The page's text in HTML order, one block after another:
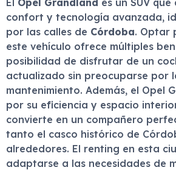
El Opel Grandland es un SUV
confort y tecnología avanzada,
por las calles de Córdoba. Optar
este vehículo ofrece múltiples
posibilidad de disfrutar de un
actualizado sin preocuparse por
mantenimiento. Además, el Opel
por su eficiencia y espacio
convierte en un compañero
tanto el casco histórico de
alrededores. El renting en esta
adaptarse a las necesidades de